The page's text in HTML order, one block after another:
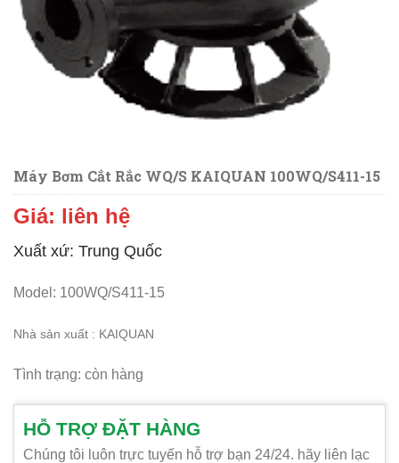
Máy Bơm Cắt Rắc WQ/S KAIQUAN 100WQ/S411-15
Giá: liên hệ
Xuất xứ: Trung Quốc
Model: 100WQ/S411-15
Nhà sản xuất : KAIQUAN
Tình trạng: còn hàng
HỖ TRỢ ĐẶT HÀNG
Chúng tôi luôn trực tuyến hỗ trợ bạn 24/24. hãy liên lạc